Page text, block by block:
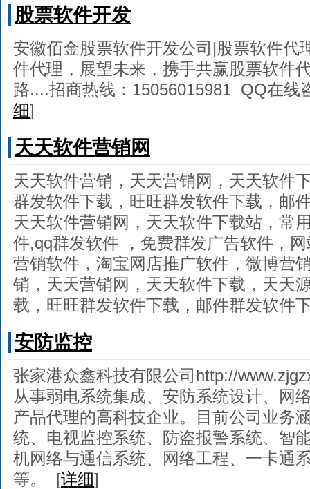
股票软件开发
安徽佰金股票软件开发公司|股票软件代
件代理，展望未来，携手共赢股票软件
路....招商热线：15056015981 QQ在线
细]
天天软件营销网
天天软件营销，天天营销网，天天软件
群发软件下载，旺旺群发软件下载，邮
天天软件营销网，天天软件下载站，常
件,qq群发软件 ，免费群发广告软件，
营销软件，淘宝网店推广软件，微博营
销，天天营销网，天天软件下载，天天
载，旺旺群发软件下载，邮件群发软件
安防监控
张家港众鑫科技有限公司http://
从事弱电系统集成、安防系统设计、网
产品代理的高科技企业。目前公司业务
统、电视监控系统、防盗报警系统、智
机网络与通信系统、网络工程、一卡通
等。
[详细]